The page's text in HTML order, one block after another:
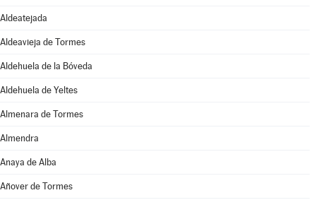
Aldeatejada
Aldeavieja de Tormes
Aldehuela de la Bóveda
Aldehuela de Yeltes
Almenara de Tormes
Almendra
Anaya de Alba
Añover de Tormes